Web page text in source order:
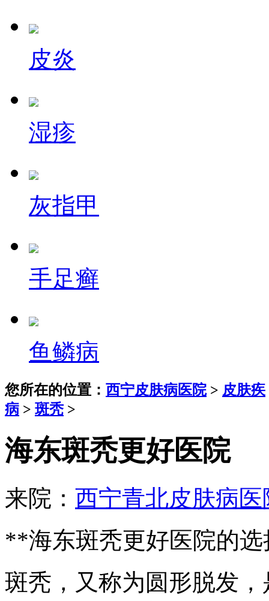
皮炎
湿疹
灰指甲
手足癣
鱼鳞病
您所在的位置： 西宁皮肤病医院> 皮肤疾
病 > 斑秃 >
海东斑秃更好医院
来院： 西宁青北皮肤病医
**海东斑秃更好医院的
斑秃，又称为圆形脱发